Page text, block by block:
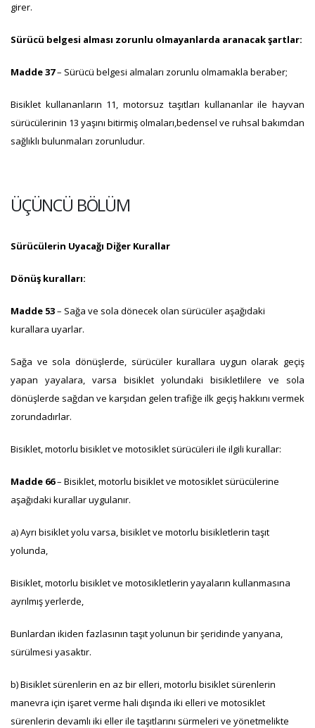
girer.
Sürücü belgesi alması zorunlu olmayanlarda aranacak şartlar:
Madde 37– Sürücü belgesi almaları zorunlu olmamakla beraber;
Bisiklet kullananların 11, motorsuz taşıtları kullananlar ile hayvan
sürücülerinin 13 yaşını bitirmiş olmaları,bedensel ve ruhsal bakımdan
sağlıklı bulunmaları zorunludur.
ÜÇÜNCÜ BÖLÜM
Sürücülerin Uyacağı Diğer Kurallar
Dönüş kuralları:
Madde 53– Sağa ve sola dönecek olan sürücüler aşağıdaki
kurallara uyarlar.
Sağa ve sola dönüşlerde, sürücüler kurallara uygun olarak geçiş
yapan yayalara, varsa bisiklet yolundaki bisikletlilere ve sola
dönüşlerde sağdan ve karşıdan gelen trafiğe ilk geçiş hakkını vermek
zorundadırlar.
Bisiklet, motorlu bisiklet ve motosiklet sürücüleri ile ilgili kurallar:
Madde 66– Bisiklet, motorlu bisiklet ve motosiklet sürücülerine
aşağıdaki kurallar uygulanır.
a) Ayrı bisiklet yolu varsa, bisiklet ve motorlu bisikletlerin taşıt
yolunda,
Bisiklet, motorlu bisiklet ve motosikletlerin yayaların kullanmasına
ayrılmış yerlerde,
Bunlardan ikiden fazlasının taşıt yolunun bir şeridinde yanyana,
sürülmesi yasaktır.
b) Bisiklet sürenlerin en az bir elleri, motorlu bisiklet sürenlerin
manevra için işaret verme hali dışında iki elleri ve motosiklet
sürenlerin devamlı iki eller ile taşıtlarını sürmeleri ve yönetmelikte